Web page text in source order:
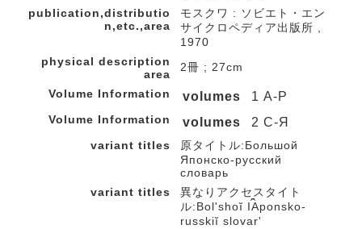
publication,distributio
n,etc.,area
モスクワ : ソビエト・エン
サイクロペディア出版所 ,
1970
physical description
area
2冊 ; 27cm
Volume Information volumes 1 А-Р
Volume Information volumes 2 С-Я
variant titles
原タイトル:Большой
Японско-русский
словарь
variant titles
異なりアクセスタイト
ル:Bolʹshoĭ I︠A︡ponsko-
russkiĭ slovarʹ